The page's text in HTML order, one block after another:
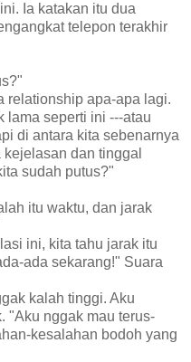
Ia katakan itu dua
telepon terakhir
relationship apa-apa lagi.
lama seperti ini ---atau
di antara kita sebenarnya
dan tinggal
sudah putus?"
itu waktu, dan jarak
ini, kita tahu jarak itu
ada sekarang!" Suara
kalah tinggi. Aku
"Aku nggak mau terus-
kesalahan bodoh yang